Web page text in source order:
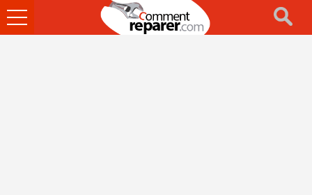
Ouvrir
le